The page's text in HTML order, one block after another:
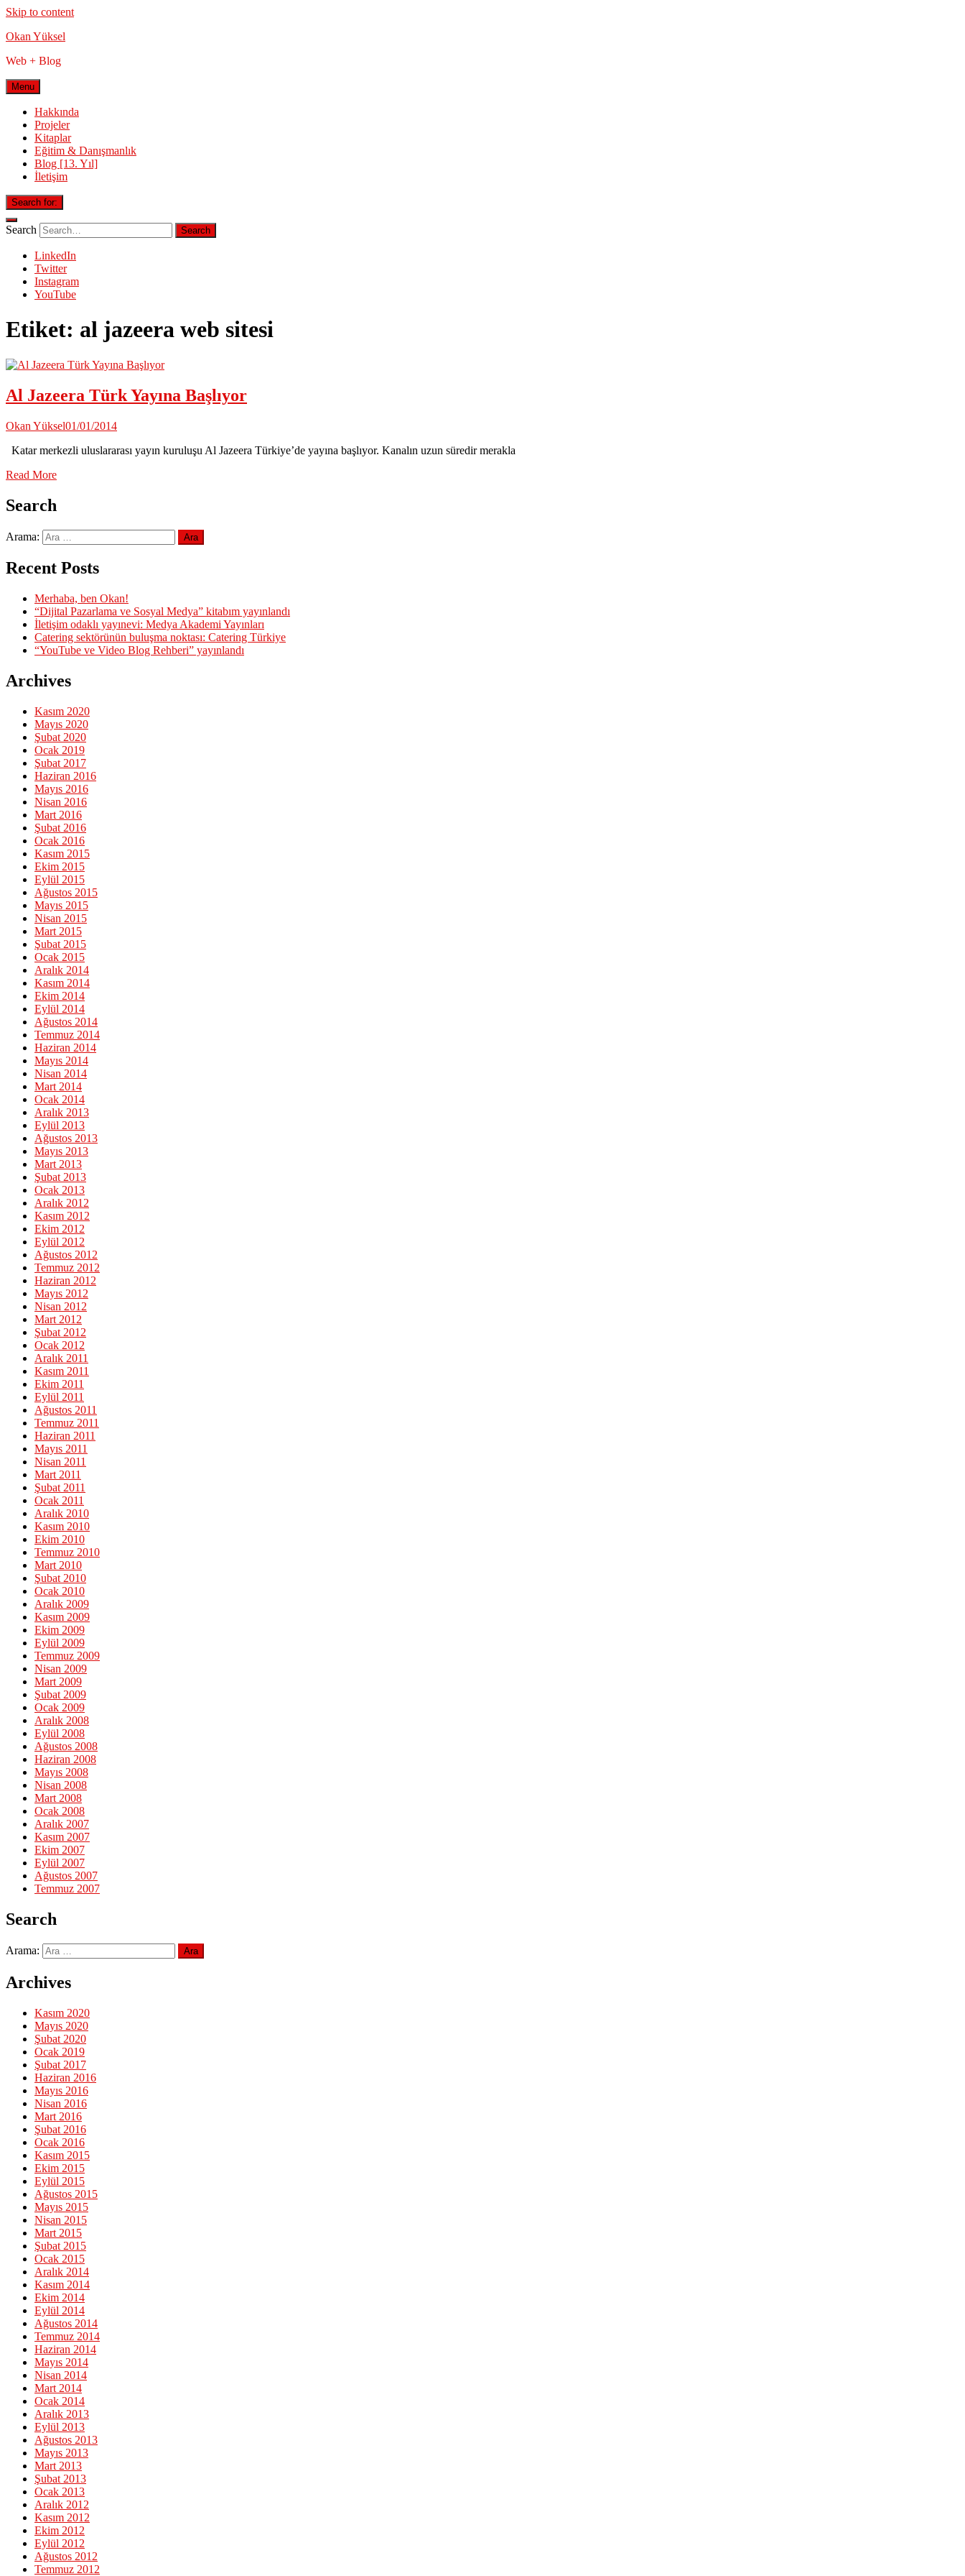
Skip to content
Okan Yüksel
Web + Blog
Menu
Hakkında
Projeler
Kitaplar
Eğitim & Danışmanlık
Blog [13. Yıl]
İletişim
Search for:
Search
LinkedIn
Twitter
Instagram
YouTube
Etiket: al jazeera web sitesi
Al Jazeera Türk Yayına Başlıyor
Okan Yüksel01/01/2014
Katar merkezli uluslararası yayın kuruluşu Al Jazeera Türkiye’de yayına başlıyor. Kanalın uzun süredir merakla
Read More
Search
Arama:
Recent Posts
Merhaba, ben Okan!
“Dijital Pazarlama ve Sosyal Medya” kitabım yayınlandı
İletişim odaklı yayınevi: Medya Akademi Yayınları
Catering sektörünün buluşma noktası: Catering Türkiye
“YouTube ve Video Blog Rehberi” yayınlandı
Archives
Kasım 2020
Mayıs 2020
Şubat 2020
Ocak 2019
Şubat 2017
Haziran 2016
Mayıs 2016
Nisan 2016
Mart 2016
Şubat 2016
Ocak 2016
Kasım 2015
Ekim 2015
Eylül 2015
Ağustos 2015
Mayıs 2015
Nisan 2015
Mart 2015
Şubat 2015
Ocak 2015
Aralık 2014
Kasım 2014
Ekim 2014
Eylül 2014
Ağustos 2014
Temmuz 2014
Haziran 2014
Mayıs 2014
Nisan 2014
Mart 2014
Ocak 2014
Aralık 2013
Eylül 2013
Ağustos 2013
Mayıs 2013
Mart 2013
Şubat 2013
Ocak 2013
Aralık 2012
Kasım 2012
Ekim 2012
Eylül 2012
Ağustos 2012
Temmuz 2012
Haziran 2012
Mayıs 2012
Nisan 2012
Mart 2012
Şubat 2012
Ocak 2012
Aralık 2011
Kasım 2011
Ekim 2011
Eylül 2011
Ağustos 2011
Temmuz 2011
Haziran 2011
Mayıs 2011
Nisan 2011
Mart 2011
Şubat 2011
Ocak 2011
Aralık 2010
Kasım 2010
Ekim 2010
Temmuz 2010
Mart 2010
Şubat 2010
Ocak 2010
Aralık 2009
Kasım 2009
Ekim 2009
Eylül 2009
Temmuz 2009
Nisan 2009
Mart 2009
Şubat 2009
Ocak 2009
Aralık 2008
Eylül 2008
Ağustos 2008
Haziran 2008
Mayıs 2008
Nisan 2008
Mart 2008
Ocak 2008
Aralık 2007
Kasım 2007
Ekim 2007
Eylül 2007
Ağustos 2007
Temmuz 2007
Search
Arama:
Archives
Kasım 2020
Mayıs 2020
Şubat 2020
Ocak 2019
Şubat 2017
Haziran 2016
Mayıs 2016
Nisan 2016
Mart 2016
Şubat 2016
Ocak 2016
Kasım 2015
Ekim 2015
Eylül 2015
Ağustos 2015
Mayıs 2015
Nisan 2015
Mart 2015
Şubat 2015
Ocak 2015
Aralık 2014
Kasım 2014
Ekim 2014
Eylül 2014
Ağustos 2014
Temmuz 2014
Haziran 2014
Mayıs 2014
Nisan 2014
Mart 2014
Ocak 2014
Aralık 2013
Eylül 2013
Ağustos 2013
Mayıs 2013
Mart 2013
Şubat 2013
Ocak 2013
Aralık 2012
Kasım 2012
Ekim 2012
Eylül 2012
Ağustos 2012
Temmuz 2012